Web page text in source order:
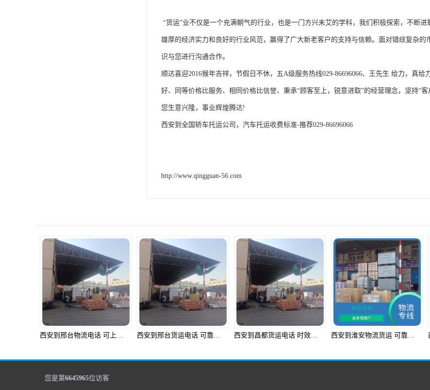
雄厚的经济实力和良好的行业风范，赢得了广大新老客户的支持与信赖。面对错综复杂
识与您进行沟通合作。
顺达喜迎2016猴年吉祥，节假日不休，五A级服务热线029-86696066、王先生 给力，真
好、同等价格比服务、相同价格比信誉、秉承“顾客至上，锐意进取”的经营理念，坚持“
您生意兴隆，事业辉煌腾达!
西安到全国轿车托运公司，汽车托运收费标准-推荐029-86696066
http://www.qingguan-56.com
西安到邢台物流电话 可上门取件 专线直达双向往返 西安到邢台货运电话 可靠性高 大车直送直达 西安到昌都货运电话 时效稳定 诚信快捷 定点发车 西安到淮安物流货运 可靠性高 运输能力强
您是第6645965位访客